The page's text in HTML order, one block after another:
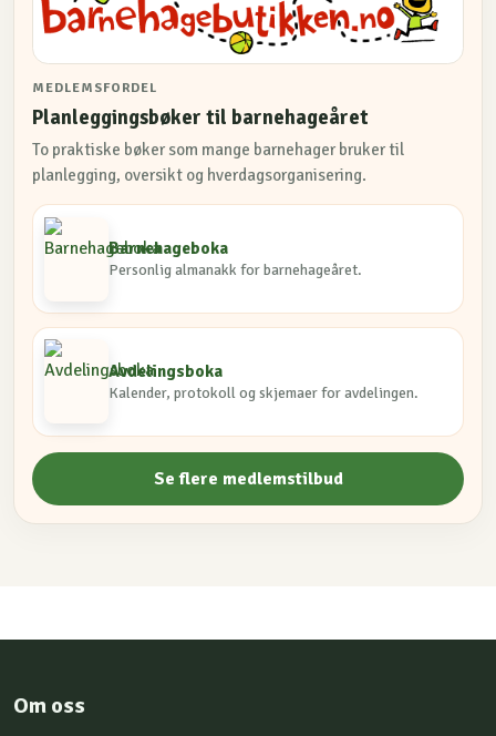
MEDLEMSFORDEL
Planleggingsbøker til barnehageåret
To praktiske bøker som mange barnehager bruker til
planlegging, oversikt og hverdagsorganisering.
Barnehageboka
Personlig almanakk for barnehageåret.
Avdelingsboka
Kalender, protokoll og skjemaer for avdelingen.
Se flere medlemstilbud
Om oss